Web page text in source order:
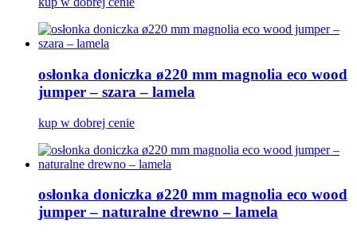
osłonka doniczka ø220 mm magnolia eco wood
jumper – szara – lamela
kup w dobrej cenie
osłonka doniczka ø220 mm magnolia eco wood
jumper – naturalne drewno – lamela